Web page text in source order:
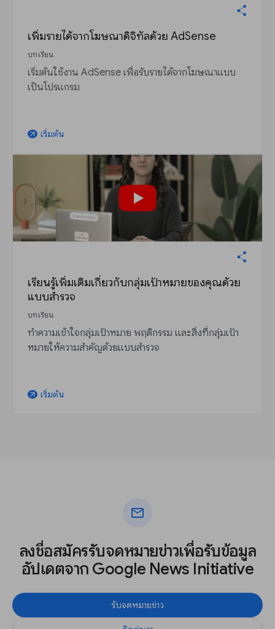
เพิ่มรายได้จากโฆษณาดิจิทัลด้วย AdSense
บทเรียน
เริ่มต้นใช้งาน AdSense เพื่อรับรายได้จากโฆษณาแบบ
เป็นโปรแกรม
arrow_outward เริ่มต้น
เรียนรู้เพิ่มเติมเกี่ยวกับกลุ่มเป้าหมายของคุณด้วย
แบบสำรวจ
บทเรียน
ทำความเข้าใจกลุ่มเป้าหมาย พฤติกรรม และสิ่งที่กลุ่มเป้า
หมายให้ความสำคัญด้วยแบบสำรวจ
arrow_outward เริ่มต้น
mail
ลงชื่อสมัครรับจดหมายข่าวเพื่อรับข้อมูล
อัปเดตจาก Google News Initiative
รับจดหมายข่าว